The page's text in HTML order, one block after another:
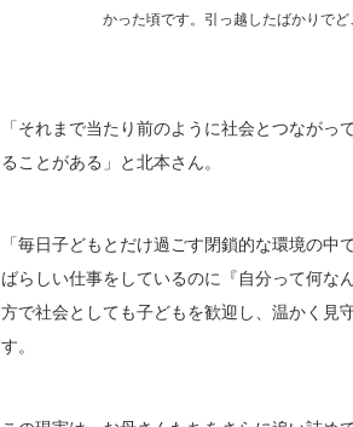
かった頃です。引っ越したばかりで
「それまで当たり前のように社会とつなが
ることがある」と北本さん。
「毎日子どもとだけ過ごす閉鎖的な環境の
ばらしい仕事をしているのに『自分って何な
方で社会としても子どもを歓迎し、温かく見
す。